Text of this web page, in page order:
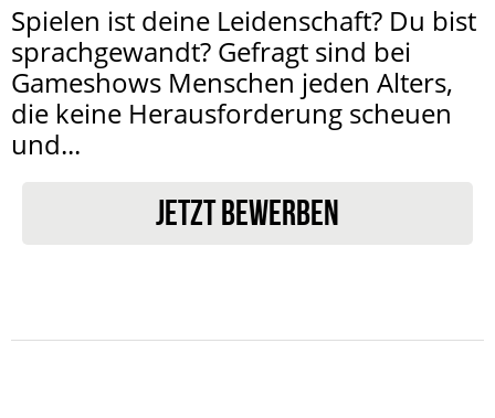
Spielen ist deine Leidenschaft? Du bist
sprachgewandt? Gefragt sind bei
Gameshows Menschen jeden Alters,
die keine Herausforderung scheuen
und...
JETZT BEWERBEN